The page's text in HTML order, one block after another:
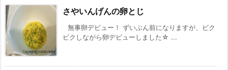
さやいんげんの卵とじ
無事卵デビュー！ ずいぶん前になりますが、ビク
ビクしながら卵デビューしました☆ ...